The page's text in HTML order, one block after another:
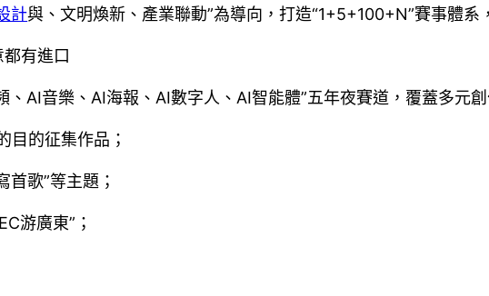
計與、文明煥新、產業聯動”為導向，打造“1+5+100+N”賽事體系
有進口
、AI音樂、AI海報、AI數字人、AI智能體”五年夜賽道，覆蓋多元
目的征集作品；
首歌”等主題；
游廣東”；